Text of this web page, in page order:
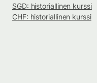
SGD: historiallinen kurssi
CHF: historiallinen kurssi